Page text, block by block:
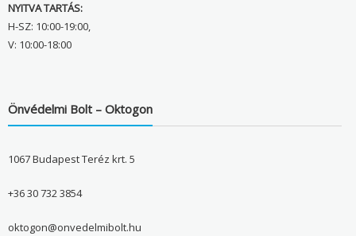
NYITVA TARTÁS:
H-SZ: 10:00-19:00,
V: 10:00-18:00
Önvédelmi Bolt – Oktogon
1067 Budapest Teréz krt. 5
+36 30 732 3854
oktogon@onvedelmibolt.hu